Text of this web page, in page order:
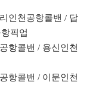
인천공항콜밴 / 답
픽업
항콜밴 / 용신인천
항콜밴 / 이문인천